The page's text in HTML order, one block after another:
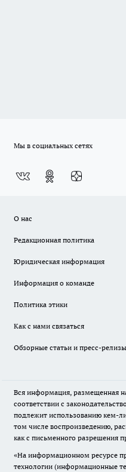
Мы в социальных сетях
О нас
Редакционная политика
Юридическая информация
Информация о команде
Политика этики
Как с нами связаться
Обзорные статьи и пресс-релизы
Вся информация, размещенная
соответствии с
подлежит использованию кем-
том числе воспроизведению,
как с письменного разрешения
«На информационном ресурсе
технологии (информационные